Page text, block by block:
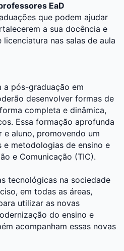
EaD
que podem ajudar
a sua docência e
nas salas de aula
a pós-graduação em
desenvolver formas de
completa e dinâmica,
Essa formação aprofunda
aluno, promovendo um
e metodologias de ensino e
e Comunicação (TIC).
tecnológicas na sociedade
em todas as áreas,
utilizar as novas
do ensino e
acompanham essas novas